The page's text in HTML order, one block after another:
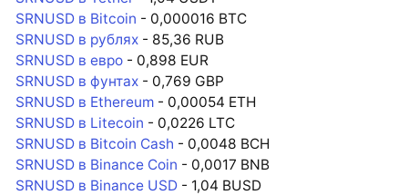
SRNUSD в Bitcoin - 0,000016 BTC
SRNUSD в рублях - 85,36 RUB
SRNUSD в евро - 0,898 EUR
SRNUSD в фунтах - 0,769 GBP
SRNUSD в Ethereum - 0,00054 ETH
SRNUSD в Litecoin - 0,0226 LTC
SRNUSD в Bitcoin Cash - 0,0048 BCH
SRNUSD в Binance Coin - 0,0017 BNB
SRNUSD в Binance USD - 1,04 BUSD